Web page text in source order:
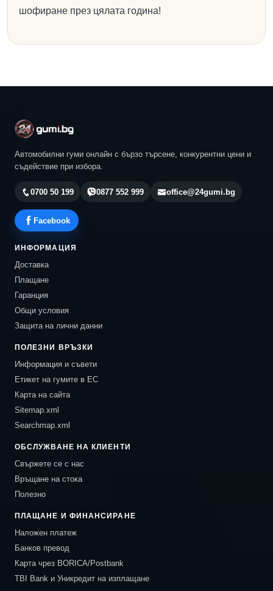
шофиране през цялата година!
Автомобилни гуми онлайн с бързо търсене, конкурентни цени и
съдействие при избора.
0700 50 199 0877 552 999 office@24gumi.bg
Facebook
ИНФОРМАЦИЯ
Доставка
Плащане
Гаранция
Общи условия
Защита на лични данни
ПОЛЕЗНИ ВРЪЗКИ
Информация и съвети
Етикет на гумите в ЕС
Карта на сайта
Sitemap.xml
Searchmap.xml
ОБСЛУЖВАНЕ НА КЛИЕНТИ
Свържете се с нас
Връщане на стока
Полезно
ПЛАЩАНЕ И ФИНАНСИРАНЕ
Наложен платеж
Банков превод
Карта чрез BORICA/Postbank
TBI Bank и Уникредит на изплащане